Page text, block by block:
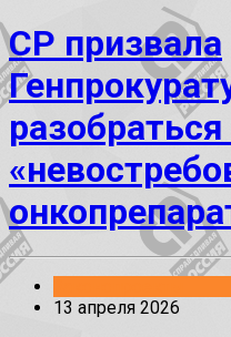
СР призвала
разобраться
13 апреля 2026